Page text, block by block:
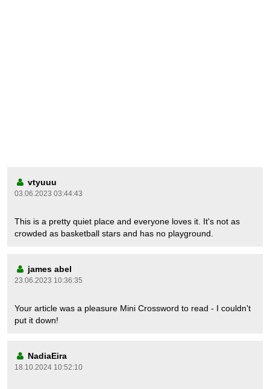
vtyuuu
03.06.2023 03:44:43
This is a pretty quiet place and everyone loves it. It's not as
crowded as basketball stars and has no playground.
james abel
23.06.2023 10:36:35
Your article was a pleasure Mini Crossword to read - I couldn't
put it down!
NadiaEira
18.10.2024 10:52:10